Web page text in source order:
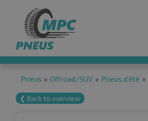
Pneus » Offroad/SUV » Pneus d'été »
❮ Back to overview